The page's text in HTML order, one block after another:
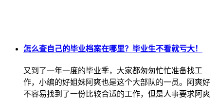
怎么查自己的毕业档案在哪里？毕业生不看就亏大！
又到了一年一度的毕业季，大家都匆匆忙忙准备找工
作，小编的好姐妹阿爽也是这个大部队的一员。阿爽好
不容易找到了一份比较合适的工作，但是人事要求阿爽